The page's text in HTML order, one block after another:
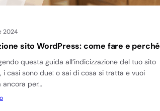
2024
sito WordPress: come fare e perché
questa guida all’indicizzazione del tuo sito
i casi sono due: o sai di cosa si tratta e vuoi
ancora per…